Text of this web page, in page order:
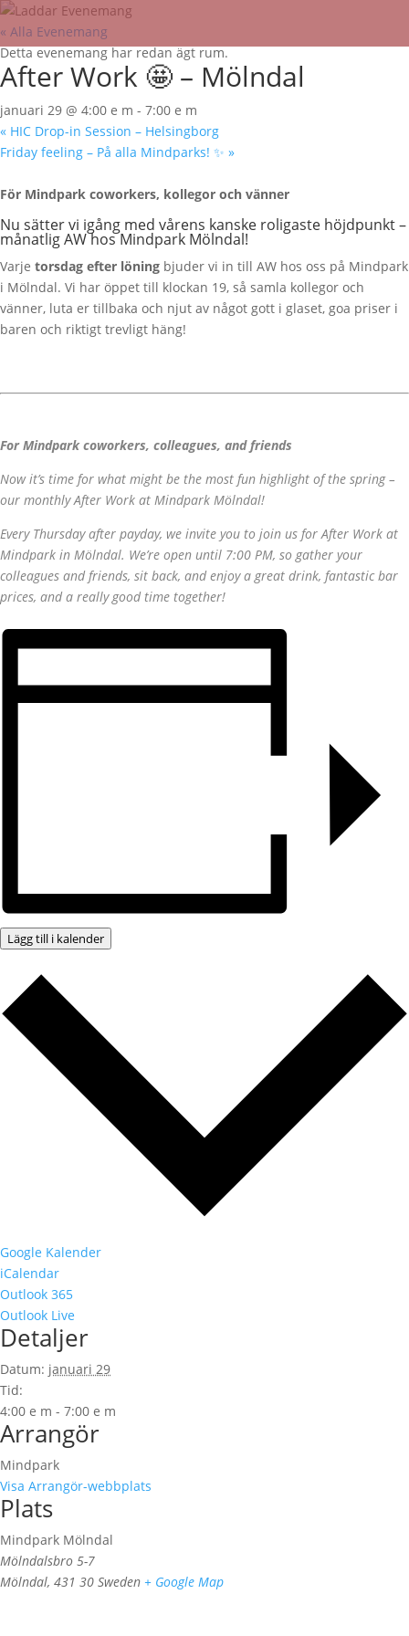
« Alla Evenemang
Detta evenemang har redan ägt rum.
After Work 🤩 – Mölndal
januari 29 @ 4:00 e m - 7:00 e m
« HIC Drop-in Session – Helsingborg
Friday feeling – På alla Mindparks! ✨ »
För Mindpark coworkers, kollegor och vänner
Nu sätter vi igång med vårens kanske roligaste höjdpunkt –
månatlig AW hos Mindpark Mölndal!
Varje torsdag efter löning bjuder vi in till AW hos oss på Mindpark
i Mölndal. Vi har öppet till klockan 19, så samla kollegor och
vänner, luta er tillbaka och njut av något gott i glaset, goa priser i
baren och riktigt trevligt häng!
For Mindpark coworkers, colleagues, and friends
Now it’s time for what might be the most fun highlight of the spring –
our monthly After Work at Mindpark Mölndal!
Every Thursday after payday, we invite you to join us for After Work at
Mindpark in Mölndal. We’re open until 7:00 PM, so gather your
colleagues and friends, sit back, and enjoy a great drink, fantastic bar
prices, and a really good time together!
Lägg till i kalender
Google Kalender
iCalendar
Outlook 365
Outlook Live
Detaljer
Datum: januari 29
Tid:
4:00 e m - 7:00 e m
Arrangör
Mindpark
Visa Arrangör-webbplats
Plats
Mindpark Mölndal
Mölndalsbro 5-7
Mölndal, 431 30 Sweden + Google Map